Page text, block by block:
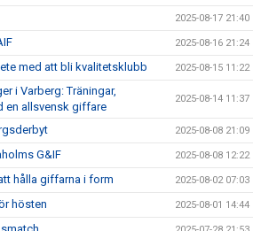
2025-08-17 21:40
2025-08-16 21:24
med att bli kvalitetsklubb 2025-08-15 11:22
i Varberg: Träningar,
en allsvensk giffare
2025-08-14 11:37
2025-08-08 21:09
G&IF 2025-08-08 12:22
hålla giffarna i form 2025-08-02 07:03
hösten 2025-08-01 14:44